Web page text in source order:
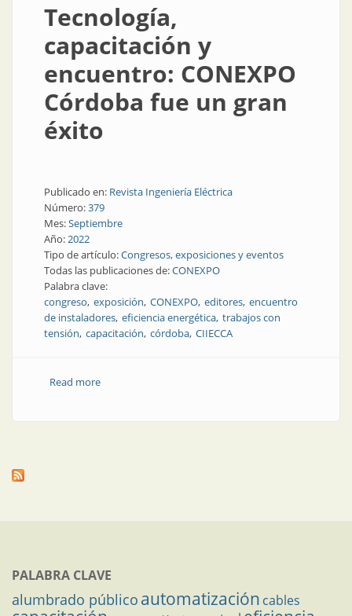
Tecnología,
capacitación y
encuentro: CONEXPO
Córdoba fue un gran
éxito
Publicado en: Revista Ingeniería Eléctrica
Número:379
Mes:Septiembre
Año:2022
Tipo de artículo:Congresos, exposiciones y eventos
Todas las publicaciones de:CONEXPO
Palabra clave:
congreso exposición CONEXPO editores encuentro
de instaladores eficiencia energética trabajos con
tensión capacitación córdoba CIIECCA
Read moreabout Tecnología, capacitación y encuentro:
PALABRA CLAVE
alumbrado público automatización cables